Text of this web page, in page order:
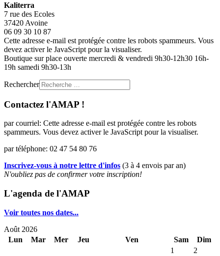
Kaliterra
7 rue des Ecoles
37420 Avoine
06 09 30 10 87
Cette adresse e-mail est protégée contre les robots spammeurs. Vous
devez activer le JavaScript pour la visualiser.
Boutique sur place ouverte mercredi & vendredi 9h30-12h30 16h-
19h samedi 9h30-13h
Rechercher
Contactez l'AMAP !
par courriel: Cette adresse e-mail est protégée contre les robots
spammeurs. Vous devez activer le JavaScript pour la visualiser.
par téléphone: 02 47 54 80 76
Inscrivez-vous à notre lettre d'infos (3 à 4 envois par an)
N'oubliez pas de confirmer votre inscription!
L'agenda de l'AMAP
Voir toutes nos dates...
Août 2026
Lun
Mar Mer Jeu Ven Sam
Dim
1
2